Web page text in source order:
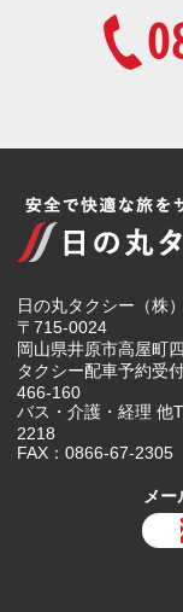
日の丸タクシー（株）
〒715-0024
岡山県井原市高屋町
タクシー配車予約受
466-160
バス・介護・経理 他
2218
FAX：0866-67-2305
メ